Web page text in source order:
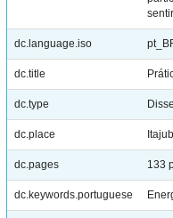
dc.language.iso
dc.title
dc.type
dc.place
dc.pages 133
dc.keywords.portuguese